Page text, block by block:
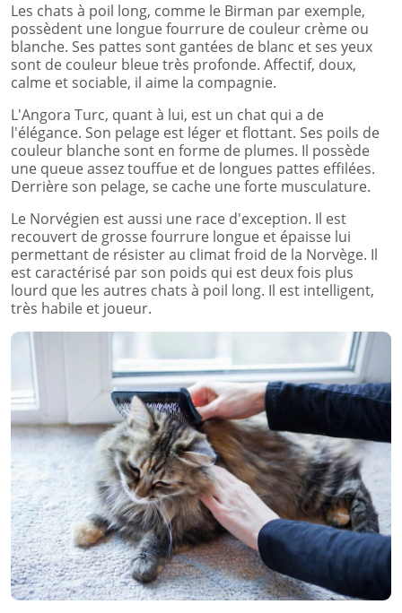
Les chats à poil long, comme le Birman par exemple,
possèdent une longue fourrure de couleur crème ou
blanche. Ses pattes sont gantées de blanc et ses yeux
sont de couleur bleue très profonde. Affectif, doux,
calme et sociable, il aime la compagnie.
L'Angora Turc, quant à lui, est un chat qui a de
l'élégance. Son pelage est léger et flottant. Ses poils de
couleur blanche sont en forme de plumes. Il possède
une queue assez touffue et de longues pattes effilées.
Derrière son pelage, se cache une forte musculature.
Le Norvégien est aussi une race d'exception. Il est
recouvert de grosse fourrure longue et épaisse lui
permettant de résister au climat froid de la Norvège. Il
est caractérisé par son poids qui est deux fois plus
lourd que les autres chats à poil long. Il est intelligent,
très habile et joueur.